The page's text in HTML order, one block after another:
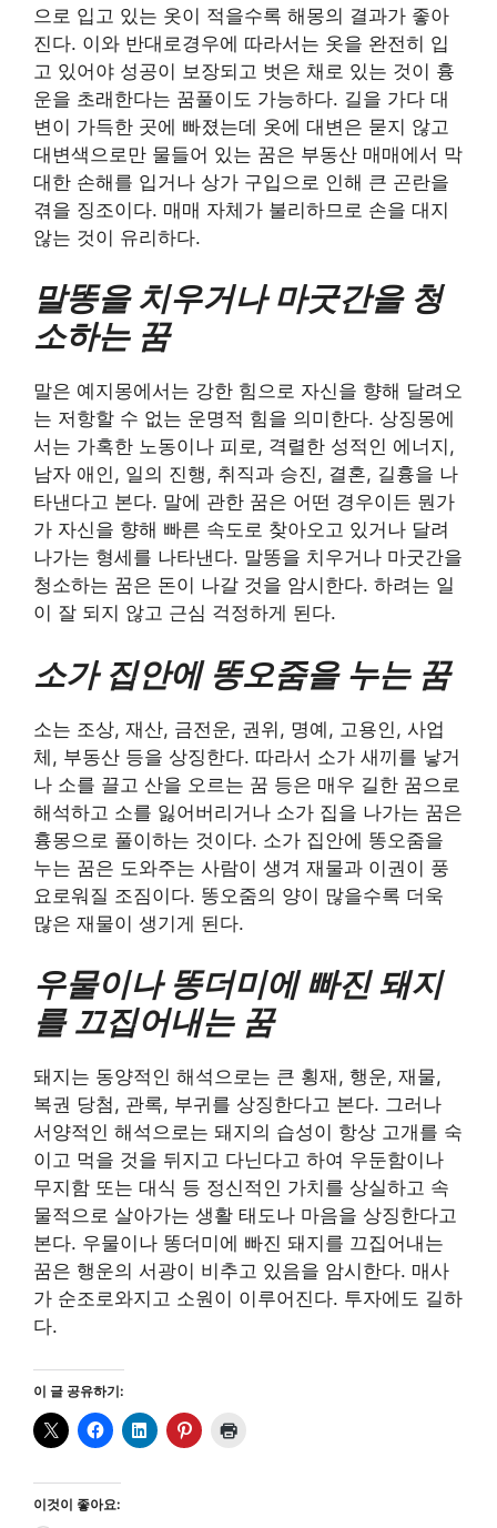
으로 입고 있는 옷이 적을수록 해몽의 결과가 좋아
진다. 이와 반대로경우에 따라서는 옷을 완전히 입
고 있어야 성공이 보장되고 벗은 채로 있는 것이 흉
운을 초래한다는 꿈풀이도 가능하다. 길을 가다 대
변이 가득한 곳에 빠졌는데 옷에 대변은 묻지 않고
대변색으로만 물들어 있는 꿈은 부동산 매매에서 막
대한 손해를 입거나 상가 구입으로 인해 큰 곤란을
겪을 징조이다. 매매 자체가 불리하므로 손을 대지
않는 것이 유리하다.
말똥을 치우거나 마굿간을 청
소하는 꿈
말은 예지몽에서는 강한 힘으로 자신을 향해 달려오
는 저항할 수 없는 운명적 힘을 의미한다. 상징몽에
서는 가혹한 노동이나 피로, 격렬한 성적인 에너지,
남자 애인, 일의 진행, 취직과 승진, 결혼, 길흉을 나
타낸다고 본다. 말에 관한 꿈은 어떤 경우이든 뭔가
가 자신을 향해 빠른 속도로 찾아오고 있거나 달려
나가는 형세를 나타낸다. 말똥을 치우거나 마굿간을
청소하는 꿈은 돈이 나갈 것을 암시한다. 하려는 일
이 잘 되지 않고 근심 걱정하게 된다.
소가 집안에 똥오줌을 누는 꿈
소는 조상, 재산, 금전운, 권위, 명예, 고용인, 사업
체, 부동산 등을 상징한다. 따라서 소가 새끼를 낳거
나 소를 끌고 산을 오르는 꿈 등은 매우 길한 꿈으로
해석하고 소를 잃어버리거나 소가 집을 나가는 꿈은
흉몽으로 풀이하는 것이다. 소가 집안에 똥오줌을
누는 꿈은 도와주는 사람이 생겨 재물과 이권이 풍
요로워질 조짐이다. 똥오줌의 양이 많을수록 더욱
많은 재물이 생기게 된다.
우물이나 똥더미에 빠진 돼지
를 끄집어내는 꿈
돼지는 동양적인 해석으로는 큰 횡재, 행운, 재물,
복권 당첨, 관록, 부귀를 상징한다고 본다. 그러나
서양적인 해석으로는 돼지의 습성이 항상 고개를 숙
이고 먹을 것을 뒤지고 다닌다고 하여 우둔함이나
무지함 또는 대식 등 정신적인 가치를 상실하고 속
물적으로 살아가는 생활 태도나 마음을 상징한다고
본다. 우물이나 똥더미에 빠진 돼지를 끄집어내는
꿈은 행운의 서광이 비추고 있음을 암시한다. 매사
가 순조로와지고 소원이 이루어진다. 투자에도 길하
다.
이 글 공유하기:
이것이 좋아요: